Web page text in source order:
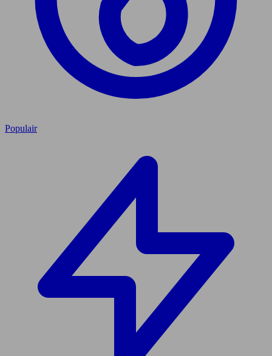
Populair